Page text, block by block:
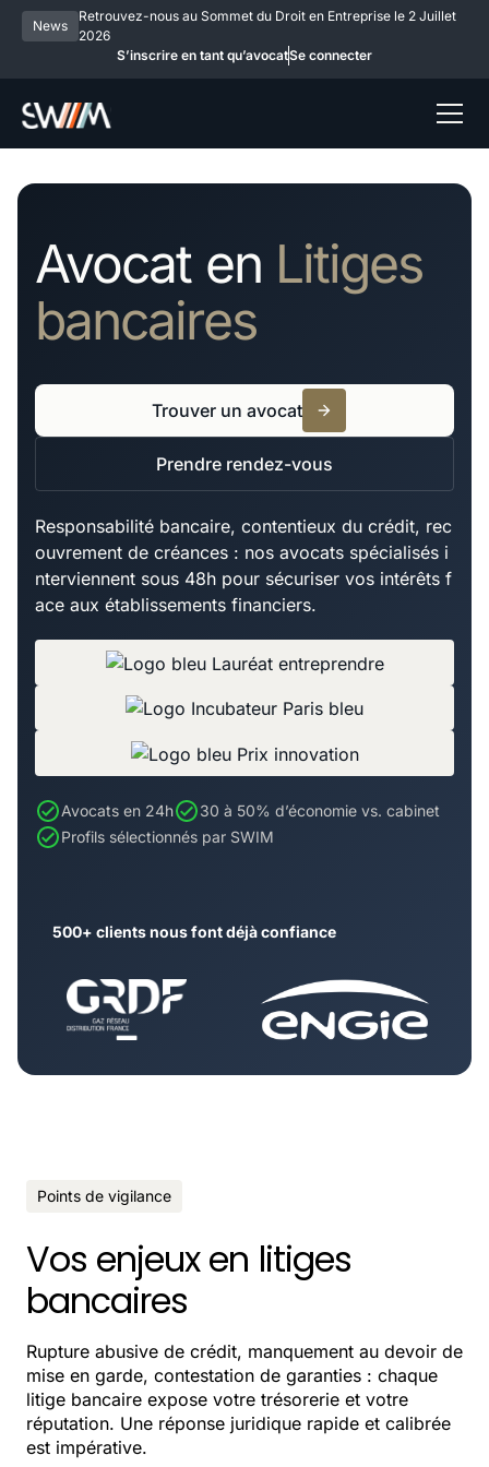
News
Retrouvez-nous au Sommet du Droit en Entreprise le 2 Juillet
2026
S’inscrire en tant qu’avocatSe connecter
Avocat en Litiges
bancaires
Trouver un avocat
Prendre rendez-vous
Responsabilité bancaire, contentieux du crédit, rec
ouvrement de créances : nos avocats spécialisés i
nterviennent sous 48h pour sécuriser vos intérêts f
ace aux établissements financiers.
Avocats en 24h
30 à 50% d’économie vs. cabinet
Profils sélectionnés par SWIM
500+ clients nous font déjà confiance
Points de vigilance
Vos enjeux en litiges
bancaires
Rupture abusive de crédit, manquement au devoir de
mise en garde, contestation de garanties : chaque
litige bancaire expose votre trésorerie et votre
réputation. Une réponse juridique rapide et calibrée
est impérative.